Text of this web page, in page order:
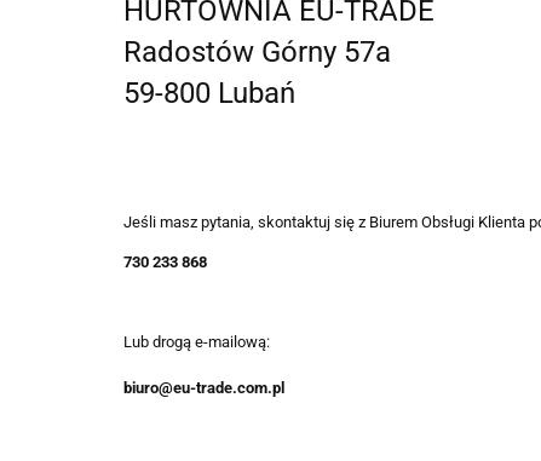
HURTOWNIA EU-TRADE
Radostów Górny 57a
59-800 Lubań
Jeśli masz pytania, skontaktuj się z Biurem Obsługi Klienta
730 233 868
Lub drogą e-mailową:
biuro@eu-trade.com.pl